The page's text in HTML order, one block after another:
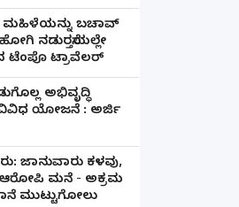
ಮಹಿಳೆಯನ್ನು ಬಚಾವ್
ನಡುರಸ್ತೆಯಲ್ಲೇ
ಟೆಂಪೊ ಟ್ರಾವೆಲರ್
ಅಭಿವೃದ್ಧಿ
ಯೋಜನೆ : ಅರ್ಜಿ
ಜಾನುವಾರು ಕಳವು,
ಮನೆ - ಅಕ್ರಮ
ಮುಟ್ಟುಗೋಲು